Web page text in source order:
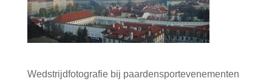
Wedstrijdfotografie bij paardensportevenementen